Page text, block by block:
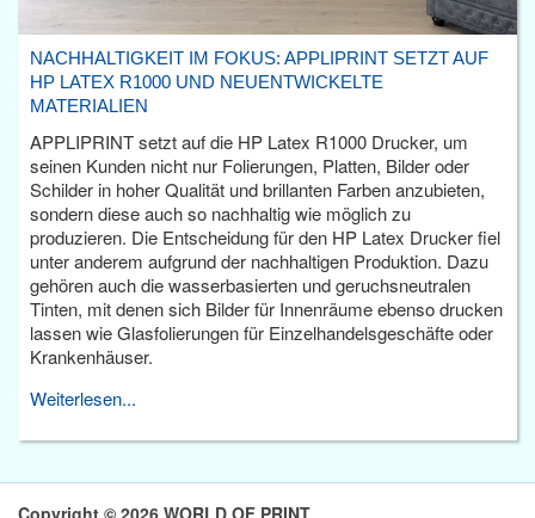
NACHHALTIGKEIT IM FOKUS: APPLIPRINT SETZT AUF
HP LATEX R1000 UND NEUENTWICKELTE
MATERIALIEN
APPLIPRINT setzt auf die HP Latex R1000 Drucker, um
seinen Kunden nicht nur Folierungen, Platten, Bilder oder
Schilder in hoher Qualität und brillanten Farben anzubieten,
sondern diese auch so nachhaltig wie möglich zu
produzieren. Die Entscheidung für den HP Latex Drucker fiel
unter anderem aufgrund der nachhaltigen Produktion. Dazu
gehören auch die wasserbasierten und geruchsneutralen
Tinten, mit denen sich Bilder für Innenräume ebenso drucken
lassen wie Glasfolierungen für Einzelhandelsgeschäfte oder
Krankenhäuser.
Weiterlesen...